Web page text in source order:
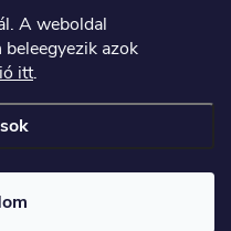
A weboldal
azok
itt.
. Minden jog fenntartva.